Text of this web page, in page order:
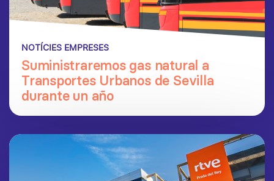
NOTÍCIES EMPRESES
Suministraremos gas natural a
Transportes Urbanos de Sevilla
durante un año